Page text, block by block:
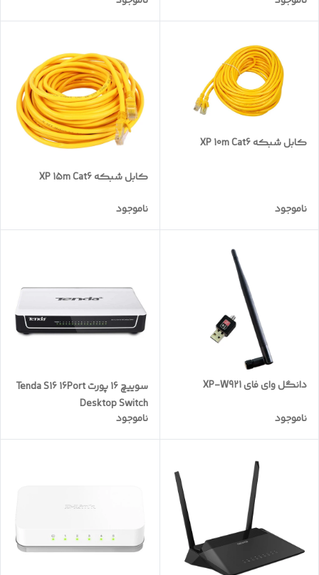
کابل شبکه XP 10m Cat6
ناموجود
کابل شبکه XP 15m Cat6
ناموجود
دانگل وای فای XP-W921
ناموجود
سوییچ 16 پورت Tenda S16 16Port
Desktop Switch
ناموجود